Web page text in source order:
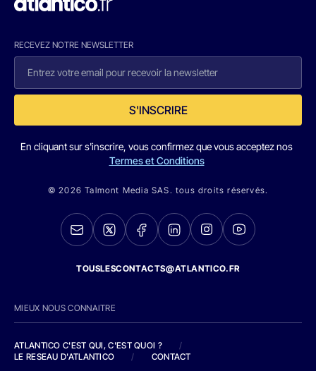
RECEVEZ NOTRE NEWSLETTER
S'INSCRIRE
En cliquant sur s'inscrire, vous confirmez que vous acceptez nos
Termes et Conditions
© 2026 Talmont Media SAS. tous droits réservés.
TOUSLESCONTACTS@ATLANTICO.FR
MIEUX NOUS CONNAITRE
ATLANTICO C'EST QUI, C'EST QUOI ?
/
LE RESEAU D'ATLANTICO
/ CONTACT